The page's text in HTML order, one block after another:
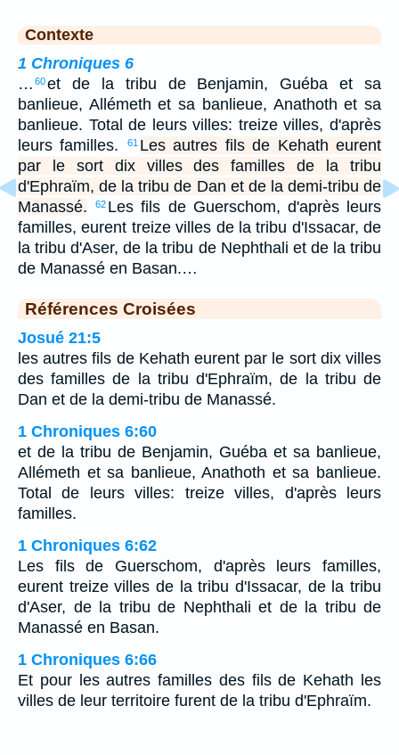
Contexte
1 Chroniques 6
… 60et de la tribu de Benjamin, Guéba et sa
banlieue, Allémeth et sa banlieue, Anathoth et sa
banlieue. Total de leurs villes: treize villes, d'après
leurs familles.
61 Les autres fils de Kehath eurent
par le sort dix villes des familles de la tribu
d'Ephraïm, de la tribu de Dan et de la demi-tribu de
Manassé.
62 Les fils de Guerschom, d'après leurs
familles, eurent treize villes de la tribu d'Issacar, de
la tribu d'Aser, de la tribu de Nephthali et de la tribu
de Manassé en Basan.…
Références Croisées
Josué 21:5
les autres fils de Kehath eurent par le sort dix villes
des familles de la tribu d'Ephraïm, de la tribu de
Dan et de la demi-tribu de Manassé.
1 Chroniques 6:60
et de la tribu de Benjamin, Guéba et sa banlieue,
Allémeth et sa banlieue, Anathoth et sa banlieue.
Total de leurs villes: treize villes, d'après leurs
familles.
1 Chroniques 6:62
Les fils de Guerschom, d'après leurs familles,
eurent treize villes de la tribu d'Issacar, de la tribu
d'Aser, de la tribu de Nephthali et de la tribu de
Manassé en Basan.
1 Chroniques 6:66
Et pour les autres familles des fils de Kehath les
villes de leur territoire furent de la tribu d'Ephraïm.